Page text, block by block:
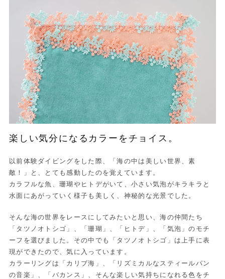
楽しい気分になるカラーをチョイス。
以前体験ダイビングをした際、「海の中は美しい世界、素
敵！」と、とても感動したのを覚えています。
カラフルな魚、珊瑚やヒトデがいて、小さい気泡がキラキラと
水面にあがっていく様子も美しく、神秘的な光景でした。
そんな海の世界をレースにしてみたいと思い、海の仲間たち
「タツノオトシゴ」、「珊瑚」、「ヒトデ」、「気泡」のモチ
ーフを選びました。その中でも「タツノオトシゴ」は上手に表
現ができたので、気に入っています。
カラーリングは「カリブ海」、「リズミカルなスティールパン
の音楽」、「バカンス」、そんな楽しい気持ちになれる色をチ